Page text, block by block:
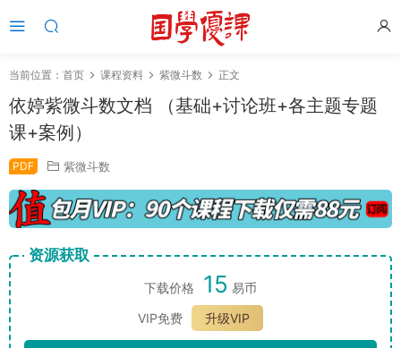
当前位置： 首页 课程资料 紫微斗数 正文
依婷紫微斗数文档 （基础+讨论班+各主题专题
课+案例）
PDF 紫微斗数
资源获取
下载价格 15 易币
VIP免费
升级VIP